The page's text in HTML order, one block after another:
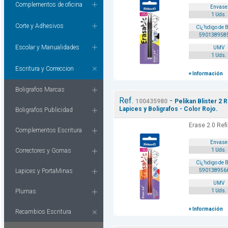
Complementos de oficina
Corte y Adhesivos
Escolar y Manualidades
Escritura y Correccion
Boligrafos Marcas
Boligrafos Publicidad
Complementos Escritura
Correctores y Gomas
Lapices y PortaMinas
Plumas
Recambios Escritura
Envase
1 Uds.
Cï¿½digo de
UMV
1 Uds.
+ Información
Ref. 100435980- Pelikan Blister 2
Lapices y Boligrafos - Color Rojo.
Erase 2.0
Envase
1 Uds.
Cï¿½digo de
UMV
1 Uds.
+ Información